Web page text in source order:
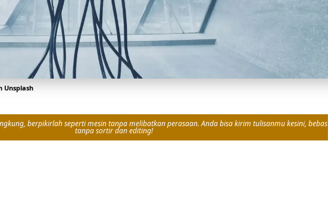
Unsplash
berpikirlah seperti mesin tanpa melibatkan perasaan. Anda bisa kirim tulisanmu kesini, bebas
tanpa sortir dan editing!